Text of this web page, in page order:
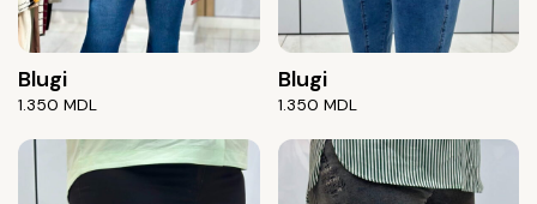
Blugi
1.350 MDL
Blugi
1.350 MDL